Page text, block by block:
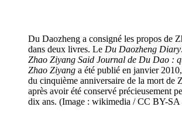
Du Daozheng a consigné les propos de
dans deux livres. Le Du Daozheng
Zhao Ziyang Said Journal de Du Dao :
Zhao Ziyang a été publié en janvier
du cinquième anniversaire de la mort de
après avoir été conservé précieusement
dix ans. (Image : wikimedia / CC BY-SA